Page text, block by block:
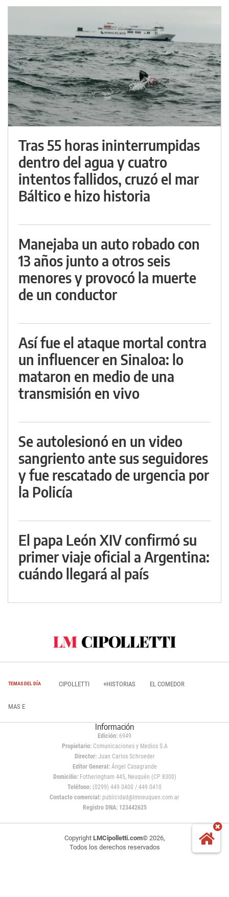
Tras 55 horas ininterrumpidas
dentro del agua y cuatro
intentos fallidos, cruzó el mar
Báltico e hizo historia
Manejaba un auto robado con
13 años junto a otros seis
menores y provocó la muerte
de un conductor
Así fue el ataque mortal contra
un influencer en Sinaloa: lo
mataron en medio de una
transmisión en vivo
Se autolesionó en un video
sangriento ante sus seguidores
y fue rescatado de urgencia por
la Policía
El papa León XIV confirmó su
primer viaje oficial a Argentina:
cuándo llegará al país
TEMAS DEL DÍA CIPOLLETTI +HISTORIAS EL COMEDOR
MAS E
Información
Edición: 6949
Propietario:Comunicaciones y Medios S.A
Director: Juan Carlos Schroeder
Editor General:Ángel Casagrande
Domicilio:Fotheringham 445, Neuquén (CP 8300)
Teléfono: (0299) 449 0400 / 449 0410
Contacto comercial: publicidad@lmneuquen.com.ar
Registro DNA: 123442625
Copyright LMCipolletti.com© 2026,
Todos los derechos reservados